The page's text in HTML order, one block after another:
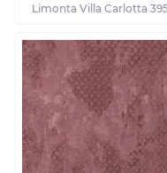
Limonta Villa Carlotta